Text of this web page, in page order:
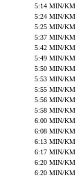
5:14 MIN/KM
5:24 MIN/KM
5:25 MIN/KM
5:37 MIN/KM
5:42 MIN/KM
5:49 MIN/KM
5:50 MIN/KM
5:53 MIN/KM
5:55 MIN/KM
5:56 MIN/KM
5:58 MIN/KM
6:00 MIN/KM
6:08 MIN/KM
6:13 MIN/KM
6:17 MIN/KM
6:20 MIN/KM
6:20 MIN/KM